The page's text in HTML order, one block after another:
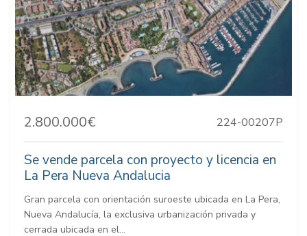
2.800.000€ 224-00207P
Se vende parcela con proyecto y licencia en
La Pera Nueva Andalucia
Gran parcela con orientación suroeste ubicada en La Pera,
Nueva Andalucía, la exclusiva urbanización privada y
cerrada ubicada en el...